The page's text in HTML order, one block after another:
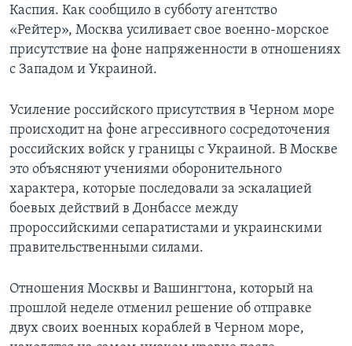
Каспия. Как сообщило в субботу агентство
«Рейтер», Москва усиливает свое военно-морское
присутствие на фоне напряженности в отношениях
с Западом и Украиной.
Усиление российского присутствия в Черном море
происходит на фоне агрессивного сосредоточения
российских войск у границы с Украиной. В Москве
это объясняют учениями оборонительного
характера, которые последовали за эскалацией
боевых действий в Донбассе между
пророссийскими сепаратистами и украинскими
правительственными силами.
Отношения Москвы и Вашингтона, который на
прошлой неделе отменил решение об отправке
двух своих военных кораблей в Черном море,